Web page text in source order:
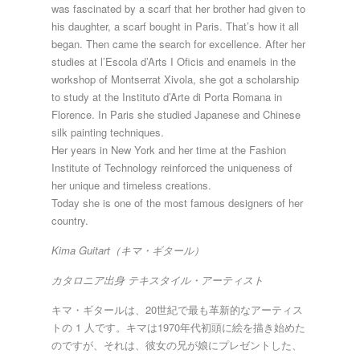
was fascinated by a scarf that her brother had given to
his daughter, a scarf bought in Paris. That’s how it all
began. Then came the search for excellence. After her
studies at l’Escola d’Arts I Oficis and enamels in the
workshop of Montserrat Xivola, she got a scholarship
to study at the Instituto d’Arte di Porta Romana in
Florence. In Paris she studied Japanese and Chinese
silk painting techniques.
Her years in New York and her time at the Fashion
Institute of Technology reinforced the uniqueness of
her unique and timeless creations.
Today she is one of the most famous designers of her
country.
Kima Guitart（キマ・ギタール）
カタロニア出⾝ テキスタイル・アーティスト
キマ・ギタールは、20世紀で最も⾰新的なアーティス
トの 1 ⼈です。キマは1970年代初頭に絵を描き始めた
のですが、それは、彼⼥の兄が娘にプレゼントした、